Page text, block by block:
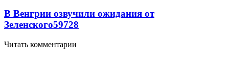
В Венгрии озвучили ожидания от
Зеленского59728
Читать комментарии